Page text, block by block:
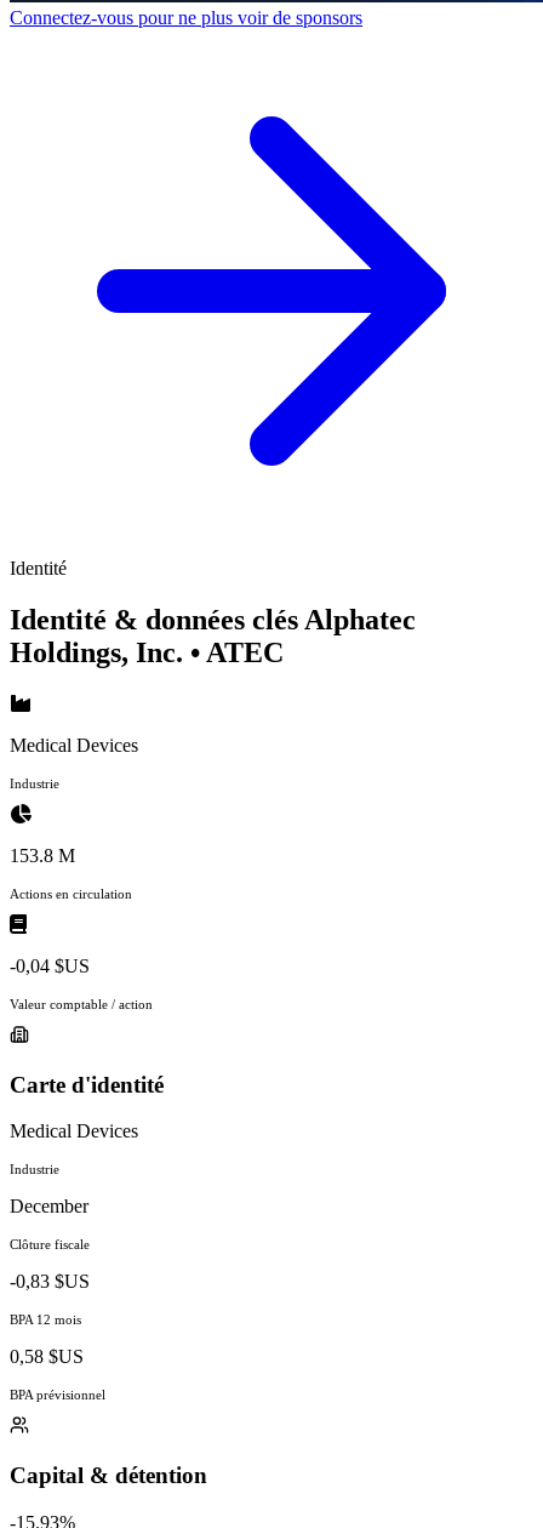
Connectez-vous pour ne plus voir de sponsors
Identité
Identité & données clés Alphatec
Holdings, Inc. • ATEC
Medical Devices
Industrie
153.8 M
Actions en circulation
-0,04 $US
Valeur comptable / action
Carte d'identité
Medical Devices
Industrie
December
Clôture fiscale
-0,83 $US
BPA 12 mois
0,58 $US
BPA prévisionnel
Capital & détention
-15.93%